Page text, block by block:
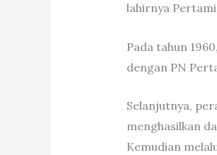
lahirnya
Pada tahun
dengan PN
Selanjutnya,
menghasilkan
Kemudian